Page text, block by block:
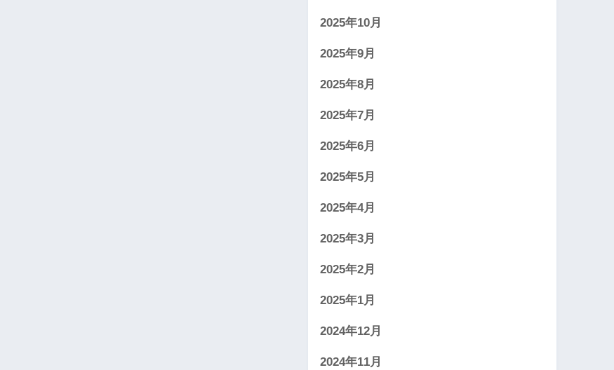
2025年10月
2025年9月
2025年8月
2025年7月
2025年6月
2025年5月
2025年4月
2025年3月
2025年2月
2025年1月
2024年12月
2024年11月